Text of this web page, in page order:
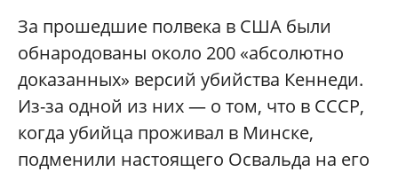
За прошедшие полвека в США были
обнародованы около 200 «абсолютно
доказанных» версий убийства Кеннеди.
Из-за одной из них — о том, что в СССР,
когда убийца проживал в Минске,
подменили настоящего Освальда на его